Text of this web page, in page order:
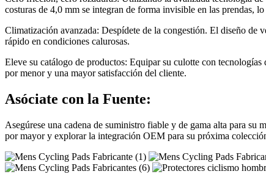
costuras de 4,0 mm se integran de forma invisible en las prendas,
Climatización avanzada: Despídete de la congestión. El diseño
rápido en condiciones calurosas.
Eleve su catálogo de productos: Equipar su culotte con
por menor y una mayor satisfacción del cliente.
Asóciate con la Fuente:
Asegúrese una cadena de suministro fiable y de gama alta para
por mayor y explorar la integración OEM para su próxima